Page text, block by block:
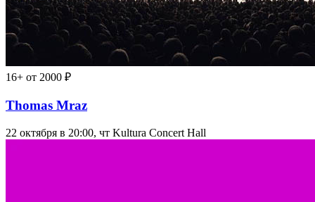
16+ от 2000 ₽
Thomas Mraz
22 октября в 20:00, чт Kultura Concert Hall